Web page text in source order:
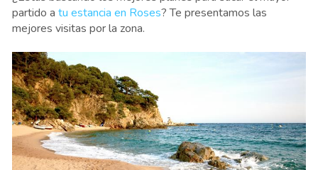
partido a tu estancia en Roses? Te presentamos las
mejores visitas por la zona.